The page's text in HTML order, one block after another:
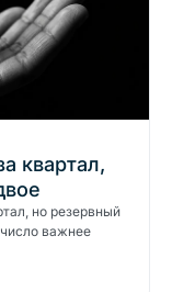
квартал,
но резервный
важнее